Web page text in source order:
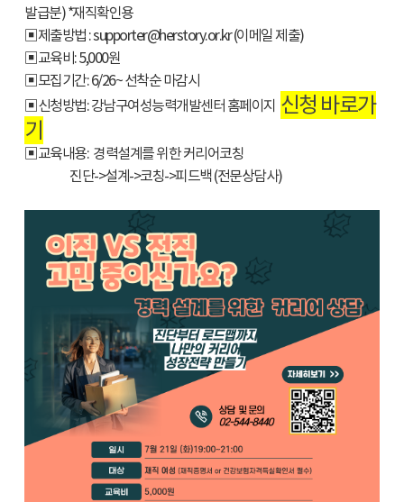
발급분) *재직확인용
▣제출방법 : supporter@herstory.or.kr (이메일 제출)
▣교육비: 5,000원
▣모집기간: 6/26~ 선착순 마감시
▣신청방법: 강남구여성능력개발센터 홈페이지 신청 바로가
기
▣교육내용: 경력설계를 위한 커리어코칭
진단->설계->코칭->피드백 (전문상담사)